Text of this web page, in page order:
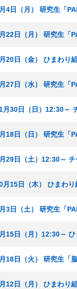
4日（月） 研究生「
22日（月） 研究生「
20日（金） ひまわり
27日（水） 研究生「
月30日（日）12:30～
18日（日） 研究生「
29日（土）12:30～
月15日（木） ひまわ
3日（土） 研究生「
15日（月）12:30～
18日（火） 研究生「
12日（月） ひまわり